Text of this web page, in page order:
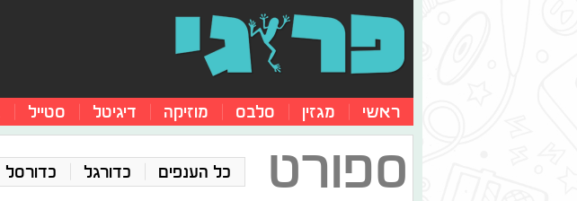
ראשי מגזין סלבס מוזיקה דיגיטל סטייל
ספורט כל הענפים כדורגל כדורסל